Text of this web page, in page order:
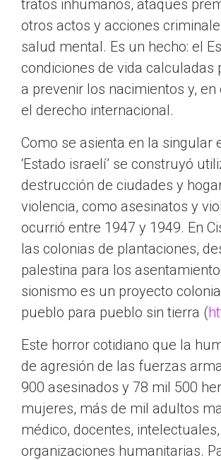
tratos inhumanos, ataques
otros actos y acciones
salud mental. Es un hecho: el
condiciones de vida
a prevenir los nacimientos y,
el derecho internacional.
Como se asienta en la singular
‘Estado israelí’ se construyó
destrucción de ciudades y
violencia, como asesinatos y
ocurrió entre 1947 y 1949. En
las colonias de plantaciones,
palestina para los
sionismo es un proyecto
pueblo para pueblo sin tierra (
Este horror cotidiano que la
de agresión de las fuerzas
900 asesinados y 78 mil 500
mujeres, más de mil adultos
médico, docentes,
organizaciones humanitarias.